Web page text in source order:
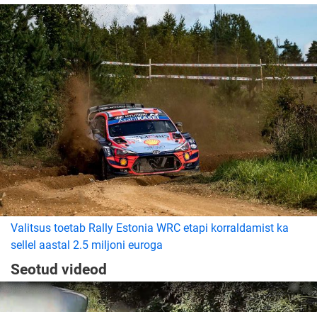
Valitsus toetab Rally Estonia WRC etapi korraldamist ka
sellel aastal 2.5 miljoni euroga
Seotud videod